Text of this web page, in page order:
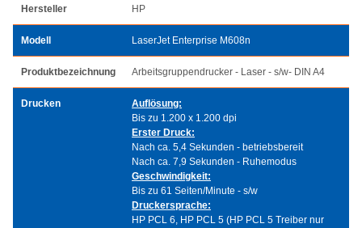
Hersteller HP
Modell LaserJet Enterprise M608n
Produktbezeichnung Arbeitsgruppendrucker - Laser - s/w- DIN A4
Drucken
Auflösung:
Bis zu 1.200 x 1.200 dpi
Erster Druck:
Nach ca. 5,4 Sekunden - betriebsbereit
Nach ca. 7,9 Sekunden - Ruhemodus
Geschwindigkeit:
Bis zu 61 Seiten/Minute - s/w
Druckersprache:
HP PCL 6, HP PCL 5 (HP PCL 5 Treiber nur